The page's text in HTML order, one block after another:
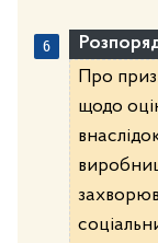
Про
щодо